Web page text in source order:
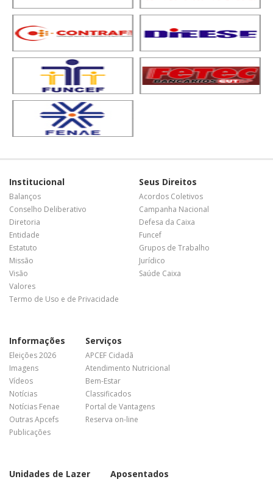
Institucional
Balanços
Conselho Deliberativo
Diretoria
Entidade
Estatuto
Missão
Visão
Valores
Termo de Uso e de Privacidade
Seus Direitos
Acordos Coletivos
Campanha Nacional
Defesa da Caixa
Funcef
Grupos de Trabalho
Jurídico
Saúde Caixa
Informações
Eleições 2026
Imagens
Vídeos
Notícias
Notícias Fenae
Outras Apcefs
Publicações
Serviços
APCEF Cidadã
Atendimento Nutricional
Bem-Estar
Classificados
Portal de Vantagens
Reserva on-line
Unidades de Lazer Aposentados